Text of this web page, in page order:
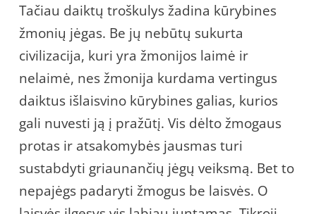
Tačiau daiktų troškulys žadina kūrybines
žmonių jėgas. Be jų nebūtų sukurta
civilizacija, kuri yra žmonijos laimė ir
nelaimė, nes žmonija kurdama vertingus
daiktus išlaisvino kūrybines galias, kurios
gali nuvesti ją į pražūtį. Vis dėlto žmogaus
protas ir atsakomybės jausmas turi
sustabdyti griaunančių jėgų veiksmą. Bet to
nepajėgs padaryti žmogus be laisvės. O